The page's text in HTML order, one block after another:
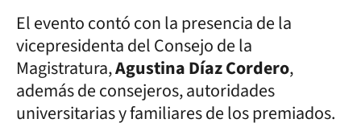
El evento contó con la presencia de la
vicepresidenta del Consejo de la
Magistratura,Agustina Díaz Cordero,
además de consejeros, autoridades
universitarias y familiares de los premiados.